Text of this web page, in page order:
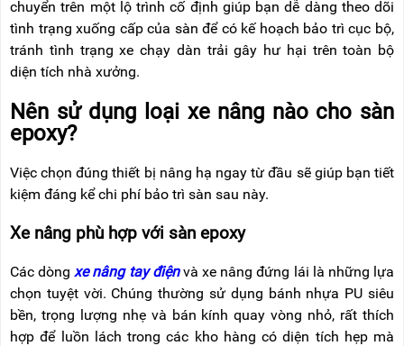
chuyển trên một lộ trình cố định giúp bạn dễ dàng theo dõi
tình trạng xuống cấp của sàn để có kế hoạch bảo trì cục bộ,
tránh tình trạng xe chạy dàn trải gây hư hại trên toàn bộ
diện tích nhà xưởng.
Nên sử dụng loại xe nâng nào cho sàn
epoxy?
Việc chọn đúng thiết bị nâng hạ ngay từ đầu sẽ giúp bạn tiết
kiệm đáng kể chi phí bảo trì sàn sau này.
Xe nâng phù hợp với sàn epoxy
Các dòng xe nâng tay điệnvà xe nâng đứng lái là những lựa
chọn tuyệt vời. Chúng thường sử dụng bánh nhựa PU siêu
bền, trọng lượng nhẹ và bán kính quay vòng nhỏ, rất thích
hợp để luồn lách trong các kho hàng có diện tích hẹp mà